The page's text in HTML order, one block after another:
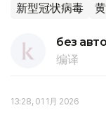
新型冠状病毒
без
编译
13:28, 01 1月 2026